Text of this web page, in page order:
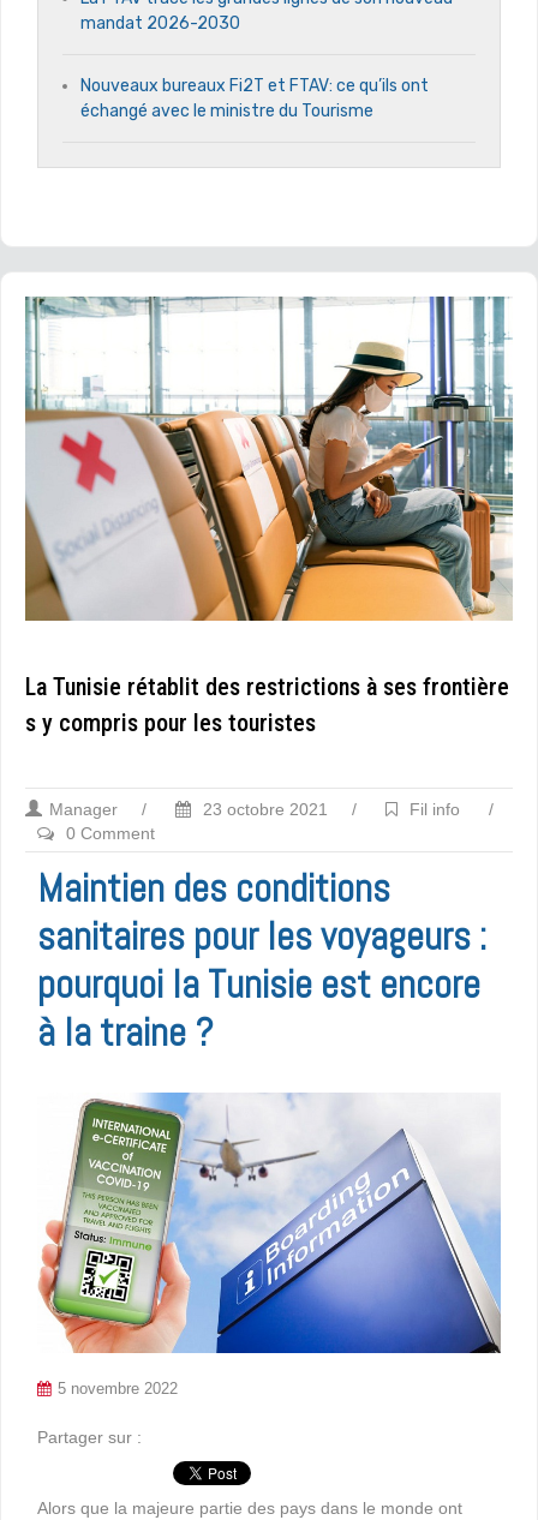
mandat 2026-2030
Nouveaux bureaux Fi2T et FTAV: ce qu’ils ont
échangé avec le ministre du Tourisme
La Tunisie rétablit des restrictions à ses frontière
s y compris pour les touristes
Manager / 23 octobre 2021 / Fil info
/
0 Comment
Maintien des conditions
sanitaires pour les voyageurs :
pourquoi la Tunisie est encore
à la traine ?
5 novembre 2022
Partager sur :
Alors que la majeure partie des pays dans le monde ont